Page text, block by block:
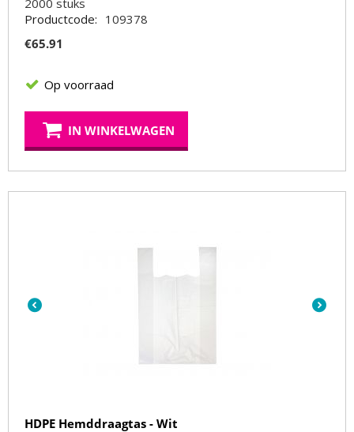
2000 stuks
Productcode: 109378
€65.91
Op voorraad
IN WINKELWAGEN
HDPE Hemddraagtas - Wit